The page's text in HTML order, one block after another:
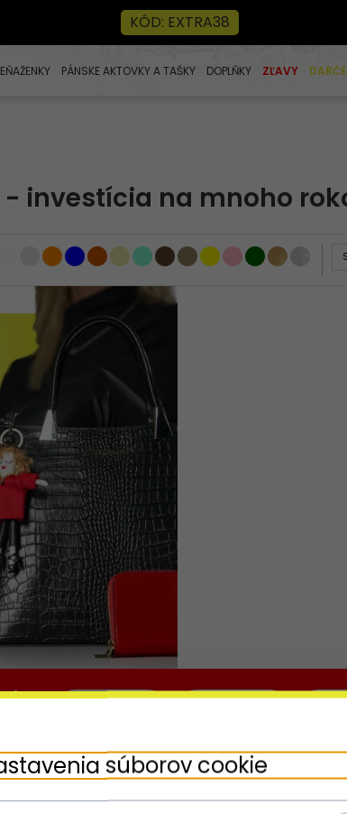
KÓD: EXTRA38
PÁNSKE AKTOVKY A TAŠKY DOPLŇKY ZĽAVY
S
investícia na mnoho
súborov cookie